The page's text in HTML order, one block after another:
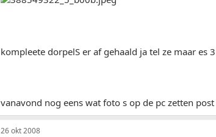
kompleete dorpelS er af gehaald ja tel ze maar es
vanavond nog eens wat foto s op de pc zetten
26 okt 2008